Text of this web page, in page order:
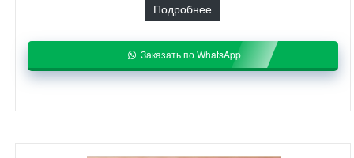
Подробнее
Заказать по WhatsApp